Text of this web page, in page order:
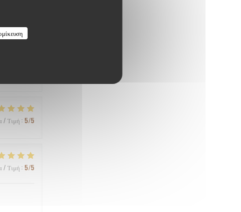
/ Τιμή:5
/ Τιμή : 5/5
/ Τιμή : 5/5